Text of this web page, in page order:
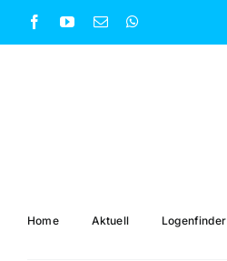
Inhalt
FacebookYouTube
E-
WhatsApp
Home Aktuell Logenfinder